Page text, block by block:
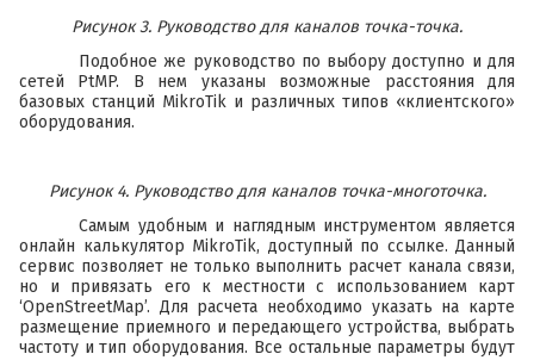
Рисунок 3. Руководство для каналов точка-точка.
Подобное же руководство по выбору доступно и для
сетей PtMP. В нем указаны возможные расстояния для
базовых станций MikroTik и различных типов «клиентского»
оборудования.
Рисунок 4. Руководство для каналов точка-многоточка.
Самым удобным и наглядным инструментом является
онлайн калькулятор MikroTik, доступный по ссылке. Данный
сервис позволяет не только выполнить расчет канала связи,
но и привязать его к местности с использованием карт
‘OpenStreetMap’. Для расчета необходимо указать на карте
размещение приемного и передающего устройства, выбрать
частоту и тип оборудования. Все остальные параметры будут